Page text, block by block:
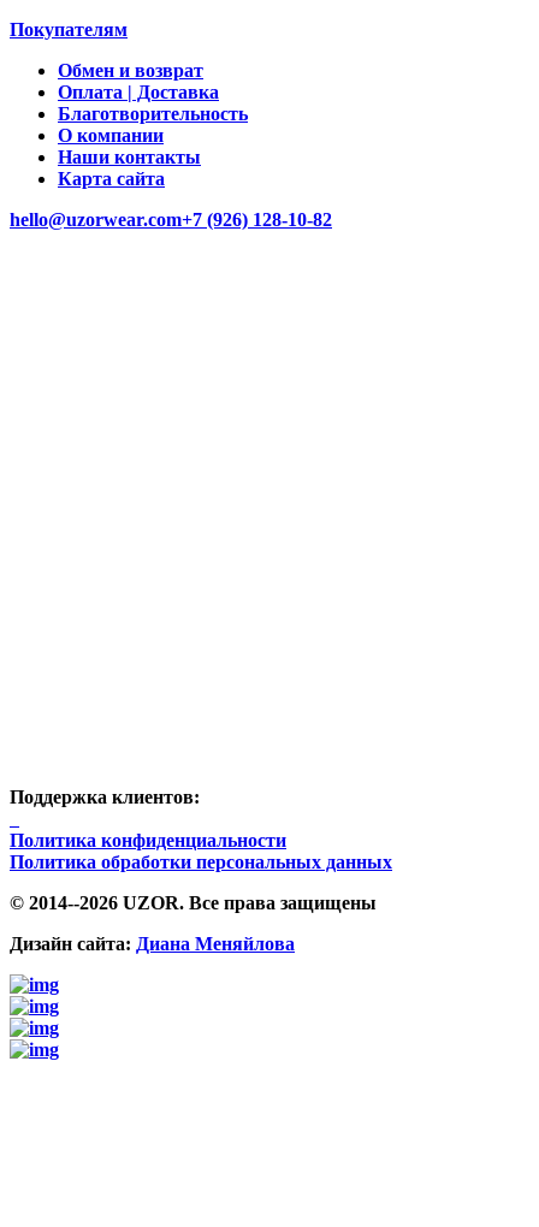
Покупателям
Обмен и возврат
Оплата | Доставка
Благотворительность
О компании
Наши контакты
Карта сайта
hello@uzorwear.com+7 (926) 128-10-82
Поддержка клиентов:
Политика конфиденциальности
Политика обработки персональных данных
© 2014--2026 UZOR. Все права защищены
Дизайн сайта: Диана Меняйлова